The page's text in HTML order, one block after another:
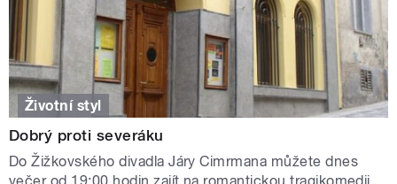
Životní styl
Dobrý proti severáku
Do Žižkovského divadla Járy Cimrmana můžete dnes
večer od 19:00 hodin zajít na romantickou tragikomedii